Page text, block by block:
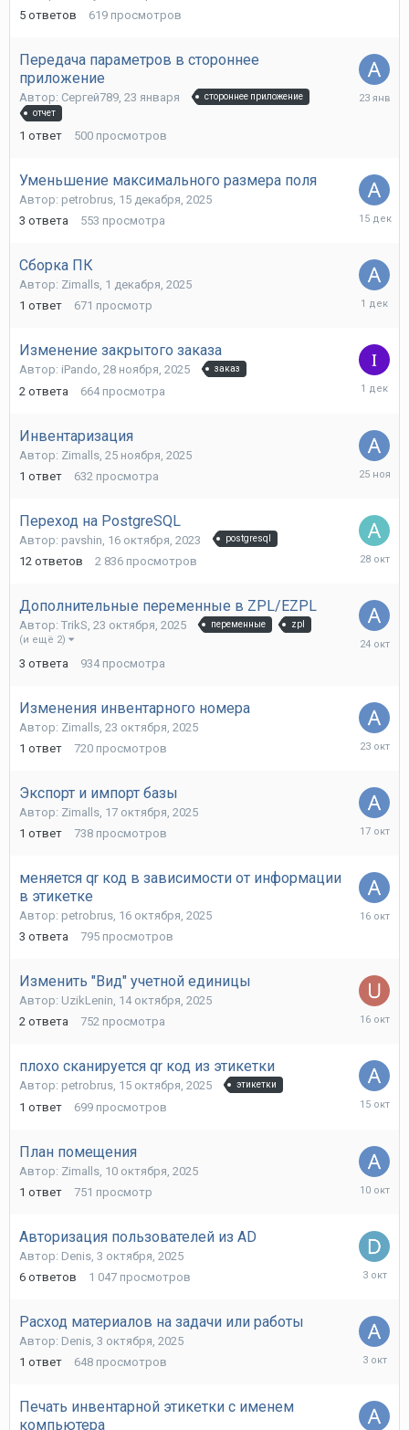
5 ответов 619 просмотров
Передача параметров в стороннее
приложение
Автор: Сергей789, 23 января
стороннее приложение
отчет
1 ответ 500 просмотров
23
Уменьшение максимального размера поля
Автор: petrobrus, 15 декабря, 2025
3 ответа 553 просмотра
15
Сборка ПК
Автор: Zimalls, 1 декабря, 2025
1 ответ 671 просмотр
1
Изменение закрытого заказа
Автор: iPando, 28 ноября, 2025 заказ
2 ответа 664 просмотра
1
Инвентаризация
Автор: Zimalls 25 ноября, 2025
1 ответ 632 просмотра
25
Переход на PostgreSQL
Автор: pavshin 16 октября, 2023 postgresql
12 ответов 2 836 просмотров
28
Дополнительные переменные в ZPL/EZPL
Автор: TrikS, 23 октября, 2025 переменные zpl
(и ещё 2)
3 ответа 934 просмотра
24
Изменения инвентарного номера
Автор: Zimalls, 23 октября, 2025
1 ответ 720 просмотров
23
Экспорт и импорт базы
Автор: Zimalls, 17 октября, 2025
1 ответ 738 просмотров
17
меняется qr код в зависимости от информации
в этикетке
Автор: petrobrus, 16 октября, 2025
3 ответа 795 просмотров
16
Изменить "Вид" учетной единицы
Автор: UzikLenin, 14 октября, 2025
2 ответа 752 просмотра
16
плохо сканируется qr код из этикетки
Автор: petrobrus, 15 октября, 2025 этикетки
1 ответ 699 просмотров
15
План помещения
Автор: Zimalls, 10 октября, 2025
1 ответ 751 просмотр
10
Авторизация пользователей из AD
Автор: Denis, 3 октября, 2025
6 ответов 1 047 просмотров
3
Расход материалов на задачи или работы
Автор: Denis, 3 октября, 2025
1 ответ 648 просмотров
3
Печать инвентарной этикетки с именем
компьютера